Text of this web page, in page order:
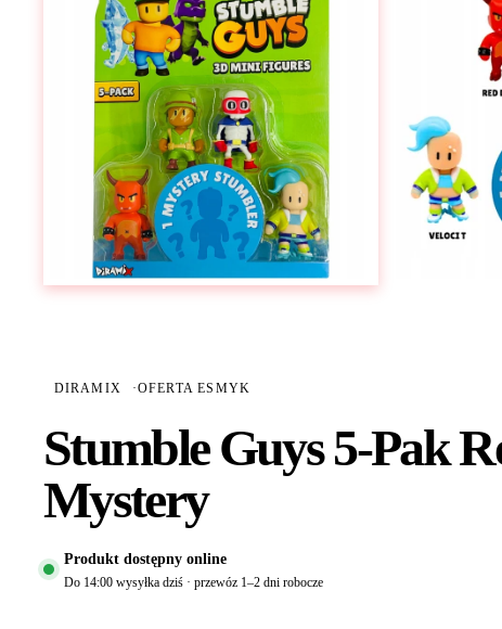
DIRAMIX ·OFERTA ESMYK
Stumble Guys 5-Pak
Mystery
Produkt dostępny online
Do 14:00 wysyłka dziś · przewóz 1–2 dni robocze